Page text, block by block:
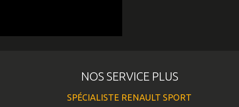
NOS SERVICE PLUS
SPÉCIALISTE RENAULT SPORT